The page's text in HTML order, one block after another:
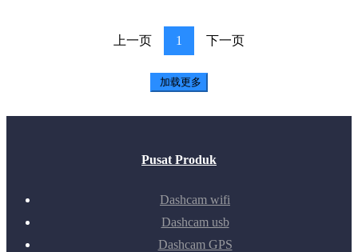
上一页 1 下一页
加载更多
Pusat Produk
Dashcam wifi
Dashcam usb
Dashcam GPS